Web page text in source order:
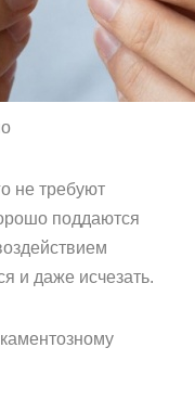
не требуют
поддаются
и даже исчезать.